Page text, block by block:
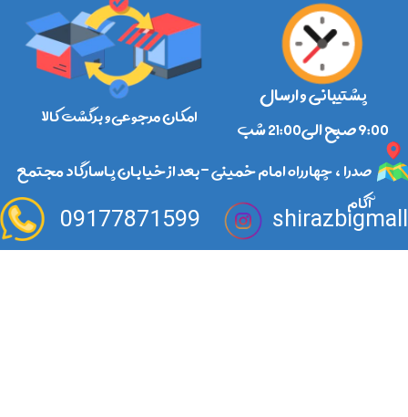
امکان مرجوعی و برگشت کالا
صدرا ، چهارراه امام خمینی -بعد از خیابان پاسارگاد مجتمع
آکام
09177871599
پشتیبانی و ارسال
​​​​​​​9:00 صبح الی21:00 شب